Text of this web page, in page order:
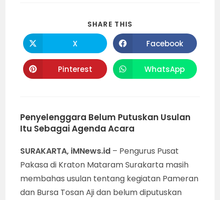
SHARE THIS
Opens
in
a
new
window
X Opens
in
a
new
window
Facebook
Opens
in
Pinterest Opens
in
WhatsApp
Penyelenggara Belum Putuskan Usulan
Itu Sebagai Agenda Acara
SURAKARTA, iMNews.id – Pengurus Pusat
Pakasa di Kraton Mataram Surakarta masih
membahas usulan tentang kegiatan Pameran
dan Bursa Tosan Aji dan belum diputuskan